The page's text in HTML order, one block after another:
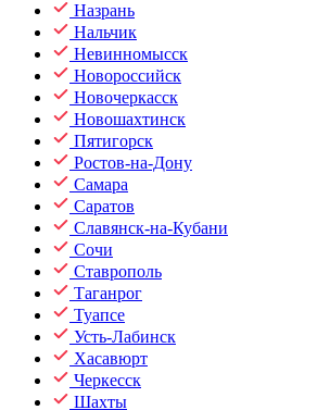
Назрань
Нальчик
Невинномысск
Новороссийск
Новочеркасск
Новошахтинск
Пятигорск
Ростов-на-Дону
Самара
Саратов
Славянск-на-Кубани
Сочи
Ставрополь
Таганрог
Туапсе
Усть-Лабинск
Хасавюрт
Черкесск
Шахты